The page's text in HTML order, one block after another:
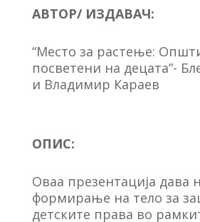
АВТОР/ ИЗДАВАЧ:
“Место за растење:
посветени на децата”-
и Владимир Караев
ОПИС:
Оваа презентација дава
формирање на тело за
детските права во